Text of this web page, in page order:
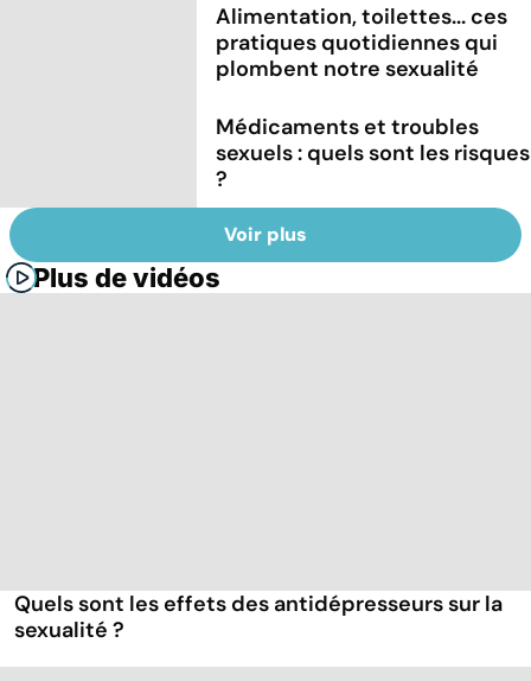
Alimentation, toilettes... ces
pratiques quotidiennes qui
plombent notre sexualité
Médicaments et troubles
sexuels : quels sont les risques
?
Voir plus
Plus de vidéos
Quels sont les effets des antidépresseurs sur la
sexualité ?